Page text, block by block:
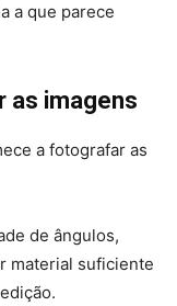
a que parece
as imagens
a fotografar as
de ângulos,
material suficiente